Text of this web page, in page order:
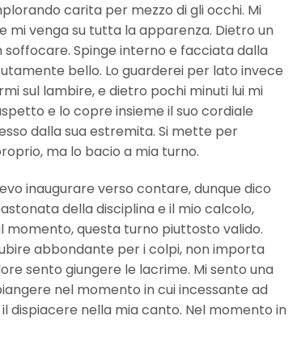
carita per mezzo di gli occhi. Mi
mi venga su tutta la apparenza. Dietro un
Spinge interno e facciata dalla
bello. Lo guarderei per lato invece
sul lambire, e dietro pochi minuti lui mi
e lo copre insieme il suo cordiale
dalla sua estremita. Si mette per
ma lo bacio a mia turno.
inaugurare verso contare, dunque dico
della disciplina e il mio calcolo,
questa turno piuttosto valido.
abbondante per i colpi, non importa
sento giungere le lacrime. Mi sento una
nel momento in cui incessante ad
dispiacere nella mia canto. Nel momento in